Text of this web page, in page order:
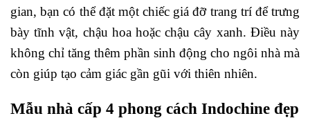
gian, bạn có thể đặt một chiếc giá đỡ trang trí để trưng
bày tĩnh vật, chậu hoa hoặc chậu cây xanh. Điều này
không chỉ tăng thêm phần sinh động cho ngôi nhà mà
còn giúp tạo cảm giác gần gũi với thiên nhiên.
Mẫu nhà cấp 4 phong cách Indochine đẹp